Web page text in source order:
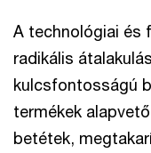
A technológiai és
radikális
kulcsfontosságú
termékek
betétek,